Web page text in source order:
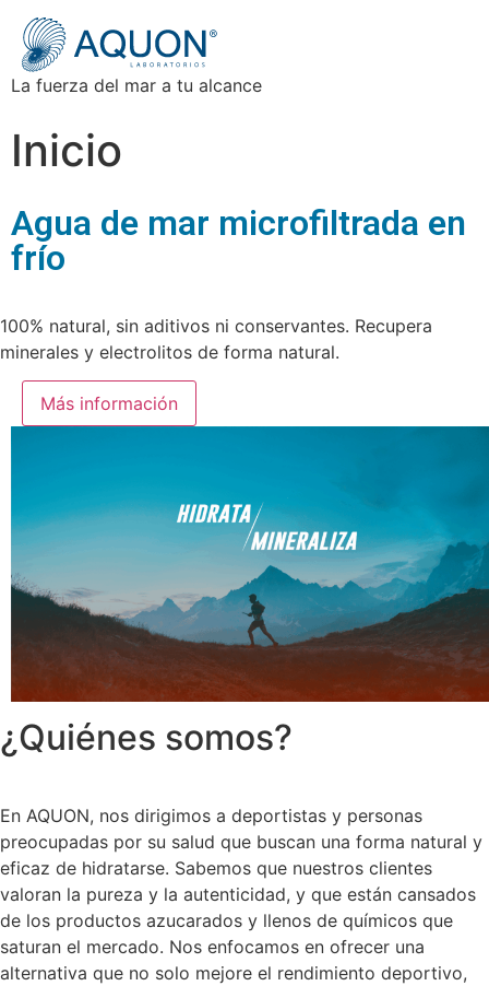
La fuerza del mar a tu alcance
Inicio
Agua de mar microfiltrada en
frío
100% natural, sin aditivos ni conservantes. Recupera
minerales y electrolitos de forma natural.
Más información
¿Quiénes somos?
En AQUON, nos dirigimos a deportistas y personas
preocupadas por su salud que buscan una forma natural y
eficaz de hidratarse. Sabemos que nuestros clientes
valoran la pureza y la autenticidad, y que están cansados
de los productos azucarados y llenos de químicos que
saturan el mercado. Nos enfocamos en ofrecer una
alternativa que no solo mejore el rendimiento deportivo,